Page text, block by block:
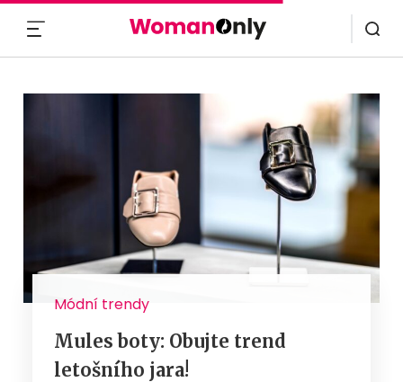
Módní trendy
Mules boty: Obujte trend
letošního jara!